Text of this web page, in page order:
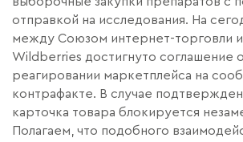
отправкой на исследования. На
между Союзом интернет-торговли
Wildberries достигнуто соглашение
реагировании маркетплейса на
контрафакте. В случае
карточка товара блокируется
Полагаем, что подобного